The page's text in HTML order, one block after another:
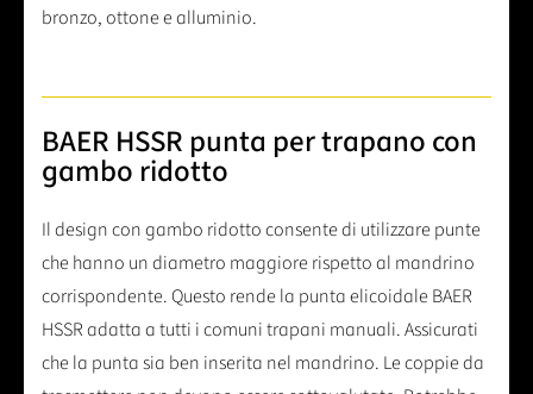
bronzo, ottone e alluminio.
BAER HSSR punta per trapano con
gambo ridotto
Il design con gambo ridotto consente di utilizzare punte
che hanno un diametro maggiore rispetto al mandrino
corrispondente. Questo rende la punta elicoidale BAER
HSSR adatta a tutti i comuni trapani manuali. Assicurati
che la punta sia ben inserita nel mandrino. Le coppie da